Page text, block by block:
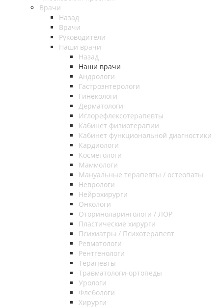
Врачи
Назад
Врачи
Руководители
Наши врачи
Назад
Наши врачи
Андрологи
Гастроэнтерологи
Гинекологи
Дерматологи
Иглорефлексотерапевты
Кабинет физиотерапии
Кабинет функциональной диагностики
Кардиологи
Косметологи
Маммологи
Мануальные терапевты / остеопаты
Неврологи
Нейрохирурги
Онкологи
Оториноларингологи / ЛОР
Пластические хирурги
Психиатры / Психотерапевт
Ревматологи
Рентгенологи
Терапевты
Травматологи-ортопеды
Урологи
Флебологи
Хирурги